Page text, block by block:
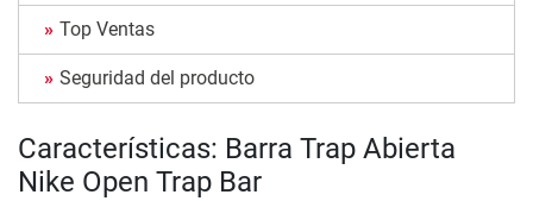
Top Ventas
Seguridad del producto
Características: Barra Trap Abierta
Nike Open Trap Bar